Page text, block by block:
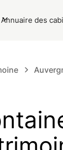
Annuaire des